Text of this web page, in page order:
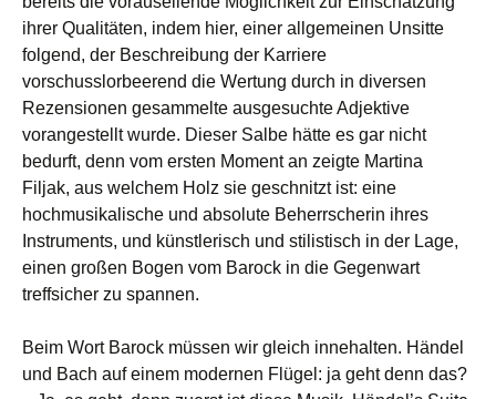
ihrer Qualitäten, indem hier, einer allgemeinen Unsitte
folgend, der Beschreibung der Karriere
vorschusslorbeerend die Wertung durch in diversen
Rezensionen gesammelte ausgesuchte Adjektive
vorangestellt wurde. Dieser Salbe hätte es gar nicht
bedurft, denn vom ersten Moment an zeigte Martina
Filjak, aus welchem Holz sie geschnitzt ist: eine
hochmusikalische und absolute Beherrscherin ihres
Instruments, und künstlerisch und stilistisch in der Lage,
einen großen Bogen vom Barock in die Gegenwart
treffsicher zu spannen.
Beim Wort Barock müssen wir gleich innehalten. Händel
und Bach auf einem modernen Flügel: ja geht denn das?